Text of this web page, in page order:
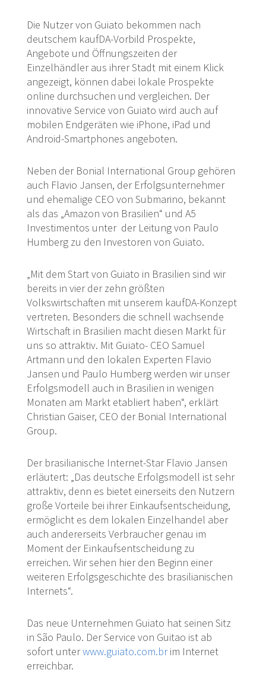
Die Nutzer von Guiato bekommen nach
deutschem kaufDA-Vorbild Prospekte,
Angebote und Öffnungszeiten der
Einzelhändler aus ihrer Stadt mit einem Klick
angezeigt, können dabei lokale Prospekte
online durchsuchen und vergleichen. Der
innovative Service von Guiato wird auch auf
mobilen Endgeräten wie iPhone, iPad und
Android-Smartphones angeboten.
Neben der Bonial International Group gehören
auch Flavio Jansen, der Erfolgsunternehmer
und ehemalige CEO von Submarino, bekannt
als das „Amazon von Brasilien“ und A5
Investimentos unter der Leitung von Paulo
Humberg zu den Investoren von Guiato.
„Mit dem Start von Guiato in Brasilien sind wir
bereits in vier der zehn größten
Volkswirtschaften mit unserem kaufDA-Konzept
vertreten. Besonders die schnell wachsende
Wirtschaft in Brasilien macht diesen Markt für
uns so attraktiv. Mit Guiato- CEO Samuel
Artmann und den lokalen Experten Flavio
Jansen und Paulo Humberg werden wir unser
Erfolgsmodell auch in Brasilien in wenigen
Monaten am Markt etabliert haben“, erklärt
Christian Gaiser, CEO der Bonial International
Group.
Der brasilianische Internet-Star Flavio Jansen
erläutert: „Das deutsche Erfolgsmodell ist sehr
attraktiv, denn es bietet einerseits den Nutzern
große Vorteile bei ihrer Einkaufsentscheidung,
ermöglicht es dem lokalen Einzelhandel aber
auch andererseits Verbraucher genau im
Moment der Einkaufsentscheidung zu
erreichen. Wir sehen hier den Beginn einer
weiteren Erfolgsgeschichte des brasilianischen
Internets“.
Das neue Unternehmen Guiato hat seinen Sitz
in São Paulo. Der Service von Guitao ist ab
sofort unterwww.guiato.com.brim Internet
erreichbar.